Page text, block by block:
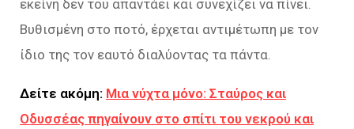
εκείνη δεν του απαντάει και συνεχίζει να πίνει.
Βυθισμένη στο ποτό, έρχεται αντιμέτωπη με τον
ίδιο της τον εαυτό διαλύοντας τα πάντα.
Δείτε ακόμη: Μια νύχτα μόνο: Σταύρος και
Οδυσσέας πηγαίνουν στο σπίτι του νεκρού και